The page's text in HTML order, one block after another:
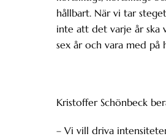
hållbart. När vi tar
inte att det varje år ska
sex år och vara med på
Kristoffer Schönbeck
– Vi vill driva